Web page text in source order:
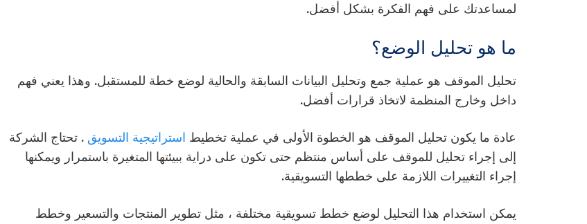
لمساعدتك على فهم الفكرة بشكل أفضل.
ما هو تحليل الوضع؟
تحليل الموقف هو عملية جمع وتحليل البيانات السابقة والحالية لوضع خطة للمستقبل. وهذا يعني فهم
داخل وخارج المنظمة لاتخاذ قرارات أفضل.
عادة ما يكون تحليل الموقف هو الخطوة الأولى في عملية تخطيط استراتيجية التسويق . تحتاج الشركة
إلى إجراء تحليل للموقف على أساس منتظم حتى تكون على دراية ببيئتها المتغيرة باستمرار ويمكنها
إجراء التغييرات اللازمة على خططها التسويقية.
يمكن استخدام هذا التحليل لوضع خطط تسويقية مختلفة ، مثل تطوير المنتجات والتسعير وخطط